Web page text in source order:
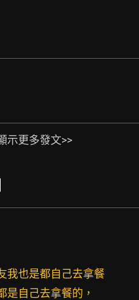
示更多發文>>
我也是都自己去拿餐
是自己去拿餐的，